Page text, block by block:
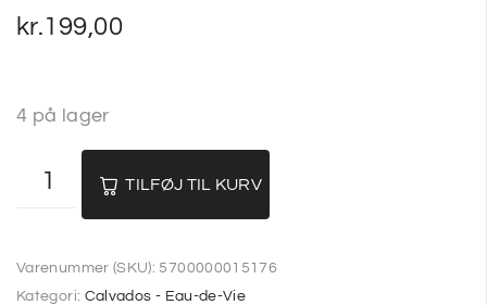
kr.199,00
4 på lager
TILFØJ TIL KURV
Varenummer (SKU): 5700000015176
Kategori: Calvados - Eau-de-Vie